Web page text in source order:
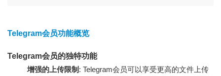
Telegram会员功能概览
Telegram会员的独特功能
增强的上传限制 : Telegram会员可以享受更高的文件上传